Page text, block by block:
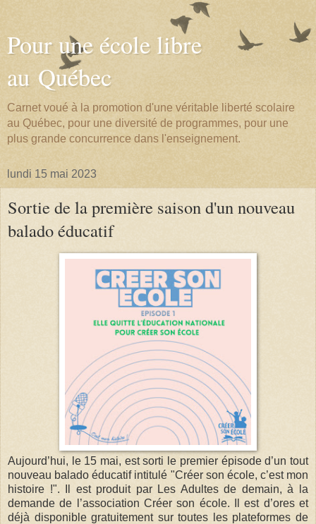
Pour une école libre
au Québec
Carnet voué à la promotion d'une véritable liberté scolaire
au Québec, pour une diversité de programmes, pour une
plus grande concurrence dans l'enseignement.
lundi 15 mai 2023
Sortie de la première saison d'un nouveau
balado éducatif
Aujourd’hui, le 15 mai, est sorti le premier épisode d’un tout
nouveau balado éducatif intitulé "Créer son école, c’est mon
histoire !". Il est produit par Les Adultes de demain, à la
demande de l’association Créer son école. Il est d’ores et
déjà disponible gratuitement sur toutes les plateformes de